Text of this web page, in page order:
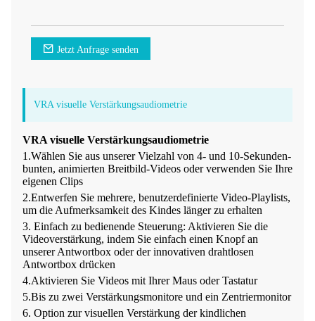
Jetzt Anfrage senden
VRA visuelle Verstärkungsaudiometrie
VRA visuelle Verstärkungsaudiometrie
1.Wählen Sie aus unserer Vielzahl von 4- und 10-Sekunden-
bunten, animierten Breitbild-Videos oder verwenden Sie Ihre
eigenen Clips
2.Entwerfen Sie mehrere, benutzerdefinierte Video-Playlists,
um die Aufmerksamkeit des Kindes länger zu erhalten
3. Einfach zu bedienende Steuerung: Aktivieren Sie die
Videoverstärkung, indem Sie einfach einen Knopf an
unserer Antwortbox oder der innovativen drahtlosen
Antwortbox drücken
4.Aktivieren Sie Videos mit Ihrer Maus oder Tastatur
5.Bis zu zwei Verstärkungsmonitore und ein Zentriermonitor
6. Option zur visuellen Verstärkung der kindlichen